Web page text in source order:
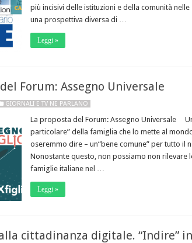
più incisivi delle istituzioni e della comunità
una prospettiva diversa di …
Leggi »
Forum: Assegno Universale
GIORNALI E TV NE PARLANO
La proposta del Forum: Assegno Universale
particolare” della famiglia che lo mette al
oseremmo dire – un“bene comune” per tutto il
Nonostante questo, non possiamo non rilevare
famiglie italiane nel …
Leggi »
cittadinanza digitale. “Indire”